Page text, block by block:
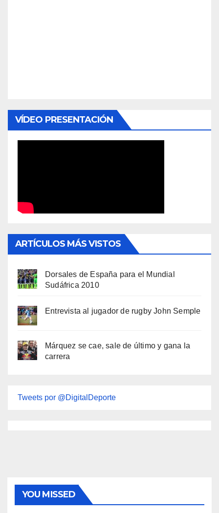
VÍDEO PRESENTACIÓN
ARTÍCULOS MÁS VISTOS
Dorsales de España para el Mundial
Sudáfrica 2010
Entrevista al jugador de rugby John Semple
Márquez se cae, sale de último y gana la
carrera
Tweets por @DigitalDeporte
YOU MISSED